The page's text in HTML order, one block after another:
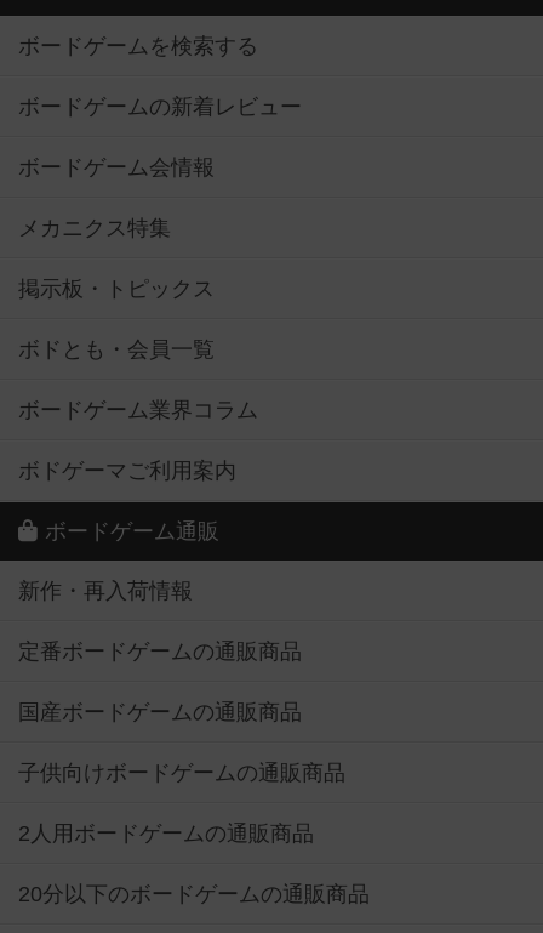
ボードゲームを検索する
ボードゲームの新着レビュー
ボードゲーム会情報
メカニクス特集
掲示板・トピックス
ボドとも・会員一覧
ボードゲーム業界コラム
ボドゲーマご利用案内
ボードゲーム通販
新作・再入荷情報
定番ボードゲームの通販商品
国産ボードゲームの通販商品
子供向けボードゲームの通販商品
2人用ボードゲームの通販商品
20分以下のボードゲームの通販商品